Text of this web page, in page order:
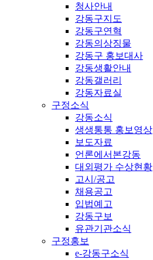
청사안내
강동구지도
강동구연혁
강동의상징물
강동구 홍보대사
강동생활안내
강동갤러리
강동자료실
구정소식
강동소식
생생통통 홍보영상
보도자료
언론에서본강동
대외평가 수상현황
고시/공고
채용공고
입법예고
강동구보
유관기관소식
구정홍보
e-강동구소식